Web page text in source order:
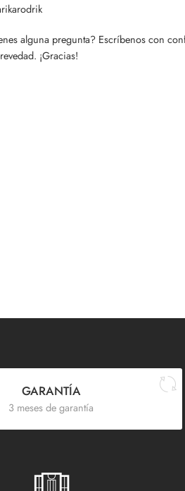
alguna pregunta? Escríbenos con
¡Gracias!
GARANTÍA
3 meses de garantía